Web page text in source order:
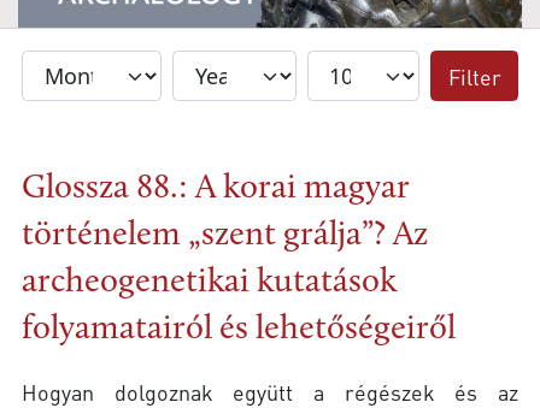
Filter
Glossza 88.: A korai magyar
történelem „szent grálja”? Az
archeogenetikai kutatások
folyamatairól és lehetőségeiről
Hogyan dolgoznak együtt a régészek és az